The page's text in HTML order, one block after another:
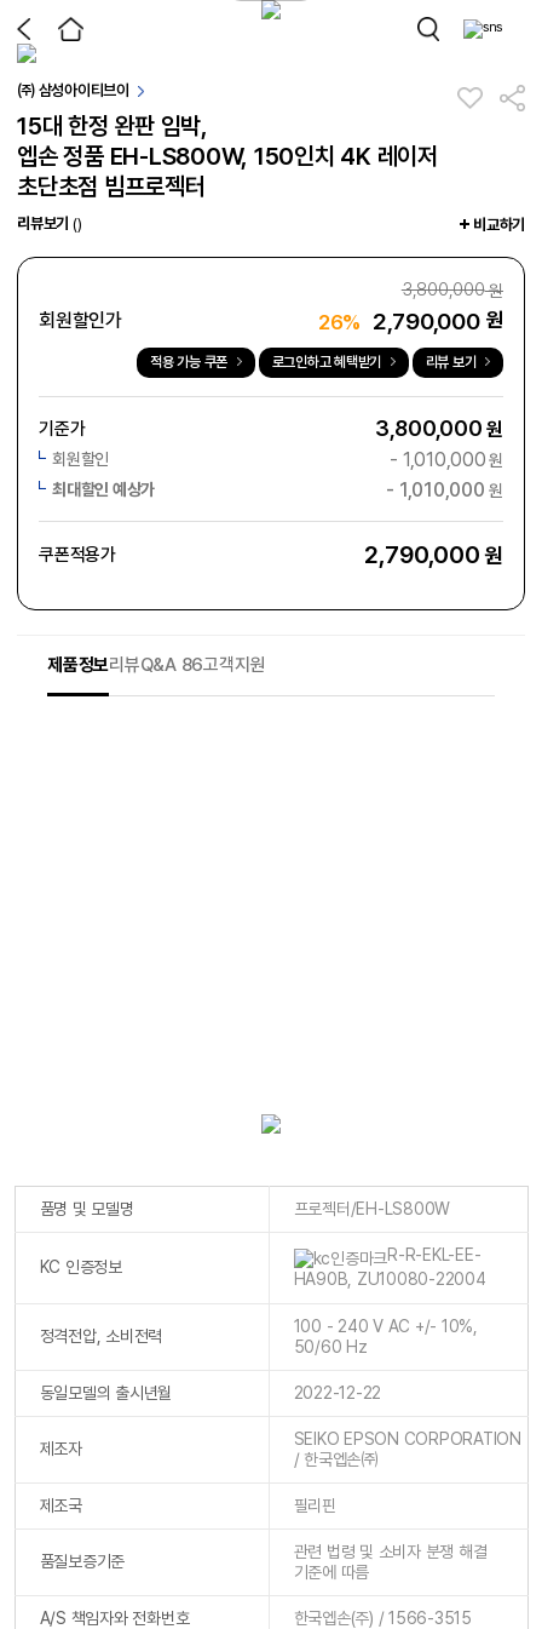
㈜ 삼성아이티브이
15대 한정 완판 임박,
엡손 정품 EH-LS800W, 150인치 4K 레이저
초단초점 빔프로젝터
리뷰보기 () 비교하기
3,800,000원
회원할인가 26% 2,790,000 원
적용 가능 쿠폰 로그인하고 혜택받기 리뷰 보기
기준가 3,800,000원
회원할인 - 1,010,000원
최대할인 예상가
- 1,010,000 원
쿠폰적용가 2,790,000원
제품정보리뷰Q&A 86고객지원
품명 및 모델명 프로젝터/EH-LS800W
KC 인증정보
R-R-EKL-EE-
HA90B, ZU10080-22004
정격전압, 소비전력
100 - 240 V AC +/- 10%,
50/60 Hz
동일모델의 출시년월 2022-12-22
제조자
SEIKO EPSON CORPORATION
/ 한국엡손㈜
제조국 필리핀
품질보증기준
관련 법령 및 소비자 분쟁 해결
기준에 따름
A/S 책임자와 전화번호 한국엡손(주) / 1566-3515